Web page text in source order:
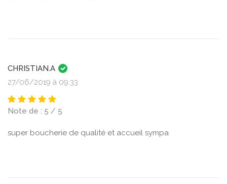
CHRISTIAN.A
27/06/2019 à 09:33
Note de : 5 / 5
super boucherie de qualité et accueil sympa